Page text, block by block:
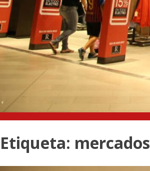
Etiqueta: mercados